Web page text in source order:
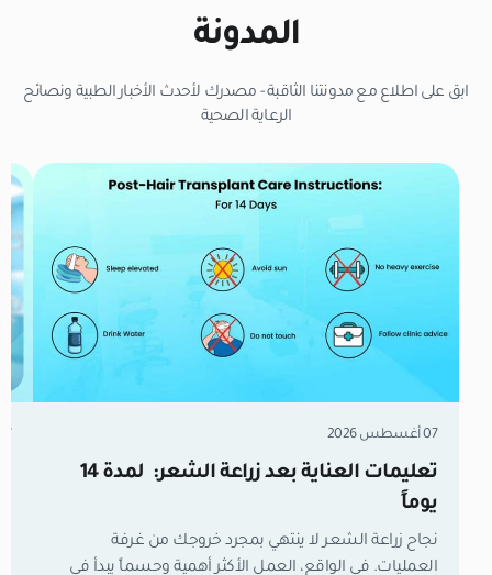
المدونة
ابق على اطلاع مع مدونتنا الثاقبة - مصدرك لأحدث الأخبار الطبية ونصائح
الرعاية الصحية
07 أغسطس 2026
تعليمات العناية بعد زراعة الشعر: لمدة 14
يوماً
نجاح زراعة الشعر لا ينتهي بمجرد خروجك من غرفة
العمليات. في الواقع، العمل الأكثر أهمية وحسماً يبدأ في